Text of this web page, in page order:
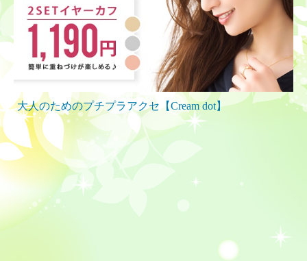
大人のためのプチプラアクセ【Cream dot】